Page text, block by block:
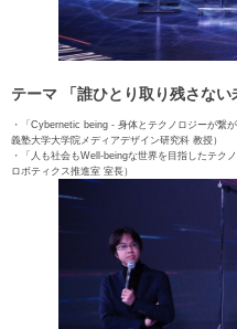
テーマ 「誰ひとり取り残さない
・「Cybernetic being - 身体とテクノロジーが繋
義塾大学大学院メディアデザイン研究科 教授）
・「人も社会もWell-beingな世界を目指したテ
ロボティクス推進室 室長）